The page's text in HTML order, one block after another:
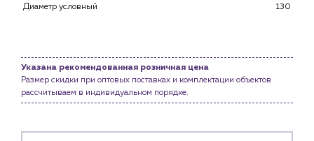
Водоснабжение и теплоснабжение
Новости
Диаметр условный
130
Указана рекомендованная розничная цена
Размер скидки при оптовых поставках и комплектации объектов
рассчитываем в индивидуальном порядке.